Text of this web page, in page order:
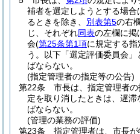
補者を選定しようとする場
るときを除き、 別表第5の右
じ、それぞれ同表の左欄に掲
会(第25条第1項に規定する
う。以下「選定評価委員会」
ばならない。
(指定管理者の指定等の公告)
第22条
市長は、指定管理者
定を取り消したときは、遅
ばならない。
(管理の業務の評価)
第23条
指定管理者は、市長